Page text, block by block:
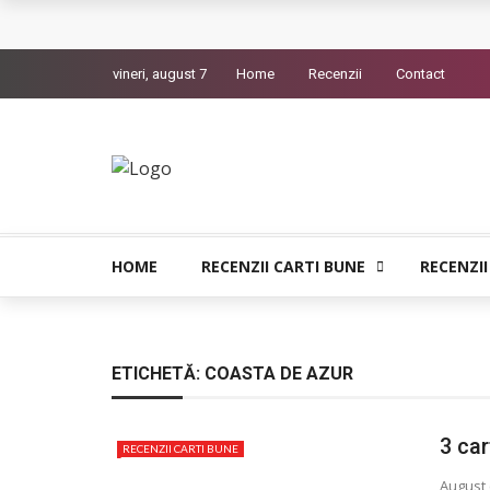
Bolla – O iubire interzisa din Pristina
Indragostitii de Franz K. – Justitiarii literaturii
vineri, august 7 Home Recenzii Contact
HOME RECENZII CARTI BUNE
ETICHETĂ: COASTA DE AZUR
RECENZII CARTI BUNE 3
August